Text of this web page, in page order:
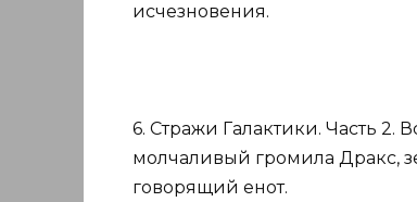
исчезновения.
6. Стражи Галактики. Часть
молчаливый громила Дракс,
говорящий енот.